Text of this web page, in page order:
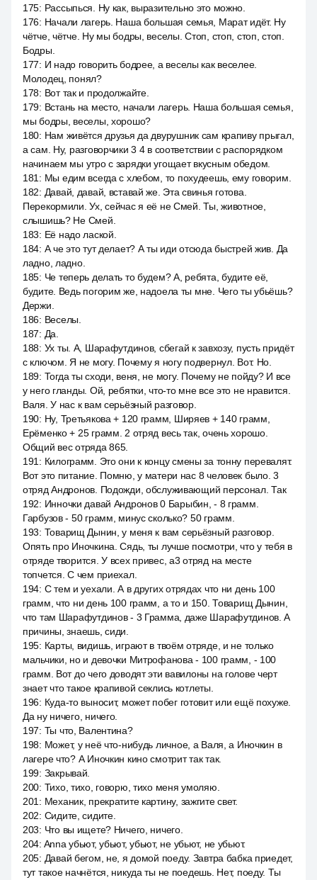
175: Рассыпься. Ну как, выразительно это можно.
176: Начали лагерь. Наша большая семья, Марат идёт. Ну
чётче, чётче. Ну мы бодры, веселы. Стоп, стоп, стоп, стоп.
Бодры.
177: И надо говорить бодрее, а веселы как веселее.
Молодец, понял?
178: Вот так и продолжайте.
179: Встань на место, начали лагерь. Наша большая семья,
мы бодры, веселы, хорошо?
180: Нам живётся друзья да двурушник сам крапиву прыгал,
а сам. Ну, разговорчики 3 4 в соответствии с распорядком
начинаем мы утро с зарядки угощает вкусным обедом.
181 : Мы едим всегда с хлебом, то похудеешь, ему говорим.
182: Давай, давай, вставай же. Эта свинья готова.
Перекормили. Ух, сейчас я её не Смей. Ты, животное,
слышишь? Не Смей.
183: Её надо лаской.
184: А че это тут делает? А ты иди отсюда быстрей жив. Да
ладно, ладно.
185: Че теперь делать то будем? А, ребята, будите её,
будите. Ведь погорим же, надоела ты мне. Чего ты убьёшь?
Держи.
186: Веселы.
187: Да.
188: Ух ты. А, Шарафутдинов, сбегай к завхозу, пусть придёт
с ключом. Я не могу. Почему я ногу подвернул. Вот. Но.
189: Тогда ты сходи, веня, не могу. Почему не пойду? И все
у него гланды. Ой, ребятки, что-то мне все это не нравится.
Валя. У нас к вам серьёзный разговор.
190: Ну, Третьякова + 120 грамм, Ширяев + 140 грамм,
Ерёменко + 25 грамм. 2 отряд весь так, очень хорошо.
Общий вес отряда 865.
191 : Килограмм. Это они к концу смены за тонну перевалят.
Вот это питание. Помню, у матери нас 8 человек было. 3
отряд Андронов. Подожди, обслуживающий персонал. Так
192: Инночки давай Андронов 0 Барыбин, - 8 грамм.
Гарбузов - 50 грамм, минус сколько? 50 грамм.
193: Товарищ Дынин, у меня к вам серьёзный разговор.
Опять про Иночкина. Сядь, ты лучше посмотри, что у тебя в
отряде творится. У всех привес, a3 отряд на месте
топчется. С чем приехал.
194: С тем и уехали. А в других отрядах что ни день 100
грамм, что ни день 100 грамм, а то и 150. Товарищ Дынин,
что там Шарафутдинов - 3 Грамма, даже Шарафутдинов. А
причины, знаешь, сиди.
195: Карты, видишь, играют в твоём отряде, и не только
мальчики, но и девочки Митрофанова - 100 грамм, - 100
грамм. Вот до чего доводят эти вавилоны на голове черт
знает что такое крапивой секлись котлеты.
196: Куда-то выносит, может побег готовит или ещё похуже.
Да ну ничего, ничего.
197: Ты что, Валентина?
198: Может, у неё что-нибудь личное, а Валя, а Иночкин в
лагере что? А Иночкин кино смотрит так так.
199: Закрывай.
200: Тихо, тихо, говорю, тихо меня умоляю.
201 : Механик, прекратите картину, зажгите свет.
202: Сидите, сидите.
203: Что вы ищете? Ничего, ничего.
204: Anna убьют, убьют, убьют, не убьют, не убьют.
205: Давай бегом, не, я домой поеду. Завтра бабка приедет,
тут такое начнётся, никуда ты не поедешь. Нет, поеду. Ты